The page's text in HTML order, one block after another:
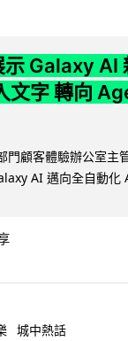
Galaxy AI
文字 轉向
顧客體驗辦公室主
AI 邁向全自動化
城中熱話